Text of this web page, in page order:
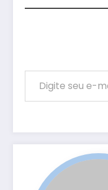
Digite seu e-mail…